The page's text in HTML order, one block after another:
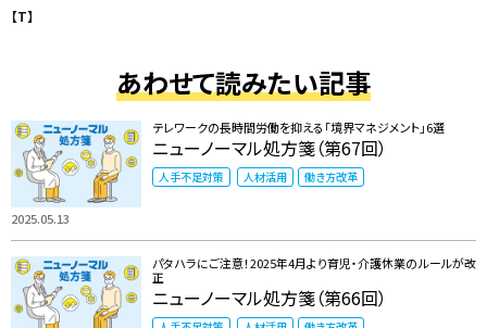
【T】
あわせて読みたい記事
2025.05.13
テレワークの長時間労働を抑える「境界マネジメント」6選
ニューノーマル処方箋（第67回）
人手不足対策 人材活用 働き方改革
パタハラにご注意！2025年4月より育児・介護休業のルールが改
正
ニューノーマル処方箋（第66回）